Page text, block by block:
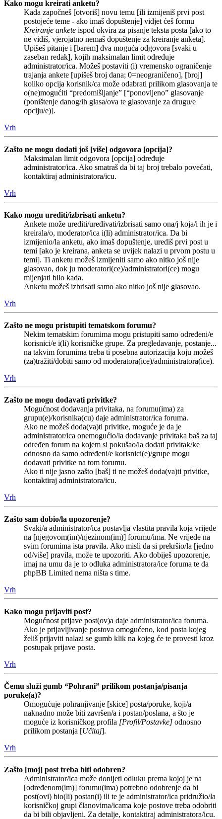
Kako mogu kreirati anketu?
Kada započneš [otvoriš] novu temu [ili izmijeniš prvi post
postojeće teme - ako imaš dopuštenje] vidjet ćeš formu
Kreiranje ankete ispod okvira za pisanje teksta posta [ako to
ne vidiš, vjerojatno nemaš dopuštenje za kreiranje anketa].
Upišeš pitanje i [barem] dva moguća odgovora [svaki u
zaseban redak], kojih maksimalan limit određuje
administrator/ica. Možeš postaviti (i) vremensko ograničenje
trajanja ankete [upišeš broj dana; 0=neograničeno], [broj]
koliko opcija korisnik/ca može odabrati prilikom glasovanja te
o(ne)mogućiti “predomišljanje” [“ponovljeno” glasovanje
(poništenje danog/ih glasa/ova te glasovanje za drugu/e
opciju/e)].
Vrh
Zašto ne mogu dodati još [više] odgovora [opcija]?
Maksimalan limit odgovora [opcija] određuje
administrator/ica. Ako smatraš da bi taj broj trebalo povećati,
kontaktiraj administratora/icu.
Vrh
Kako mogu urediti/izbrisati anketu?
Ankete može urediti/uređivati/izbrisati samo ona/j koja/i ih je i
kreirala/o, moderator/ica i(li) administrator/ica. Da bi
izmijenio/la anketu, ako imaš dopuštenje, urediš prvi post u
temi [ako je kreirana, anketa se uvijek nalazi u prvom postu u
temi]. Ti anketu možeš izmijeniti samo ako nitko još nije
glasovao, dok ju moderatori(ce)/administratori(ce) mogu
mijenjati bilo kada.
Anketu možeš izbrisati samo ako nitko još nije glasovao.
Vrh
Zašto ne mogu pristupiti tematskom forumu?
Nekim tematskim forumima mogu pristupiti samo određeni/e
korisnici/e i(li) korisničke grupe. Za pregledavanje, postanje...
na takvim forumima treba ti posebna autorizacija koju možeš
(za)tražiti/dobiti samo od moderatora(ice)/administratora(ice).
Vrh
Zašto ne mogu dodavati privitke?
Mogućnost dodavanja privitaka, na forumu(ima) za
grupu(e)/korisnika(cu) daje administrator/ica foruma.
Ako ne možeš doda(va)ti privitke, moguće je da je
administrator/ica onemogućio/la dodavanje privitaka baš za taj
određen forum na kojem si pokušao/la dodati privitak/ke
odnosno da samo određeni/e korisnici(e)/grupe mogu
dodavati privitke na tom forumu.
Ako ti nije jasno zašto [baš] ti ne možeš doda(va)ti privitke,
kontaktiraj administratora/icu.
Vrh
Zašto sam dobio/la upozorenje?
Svaki/a administrator/ica postavlja vlastita pravila koja vrijede
na [njegovom(im)/njezinom(im)] forumu/ima. Ne vrijede na
svim forumima ista pravila. Ako misli da si prekršio/la [jedno
od/više] pravila, može te upozoriti. Ako dobiješ upozorenje,
imaj na umu da je to odluka administratora/ice foruma te da
phpBB Limited nema ništa s time.
Vrh
Kako mogu prijaviti post?
Mogućnost prijave post(ov)a daje administrator/ica foruma.
Ako je prijavljivanje postova omogućeno, kod posta kojeg
želiš prijaviti nalazi se gumb klik na kojeg će te provesti kroz
postupak prijave posta.
Vrh
Čemu služi gumb “Pohrani” prilikom postanja/pisanja
poruke(a)?
Omogućuje pohranjivanje [skice] posta/poruke, koji/a
naknadno može biti završen/a i postan/poslana, a što je
moguće iz korisničkog profila [Profil/Postavke] odnosno
prilikom postanja [Učitaj].
Vrh
Zašto [moj] post treba biti odobren?
Administrator/ica može donijeti odluku prema kojoj je na
[određenom(im)] forumu(ima) potrebno odobrenje da bi
post(ovi) bio(li) postan(i) ili te je administrator/ica pridružio/la
korisničkoj grupi članovima/icama koje postove treba odobriti
da bi bili objavljeni. Za detalje, kontaktiraj administratora/icu.